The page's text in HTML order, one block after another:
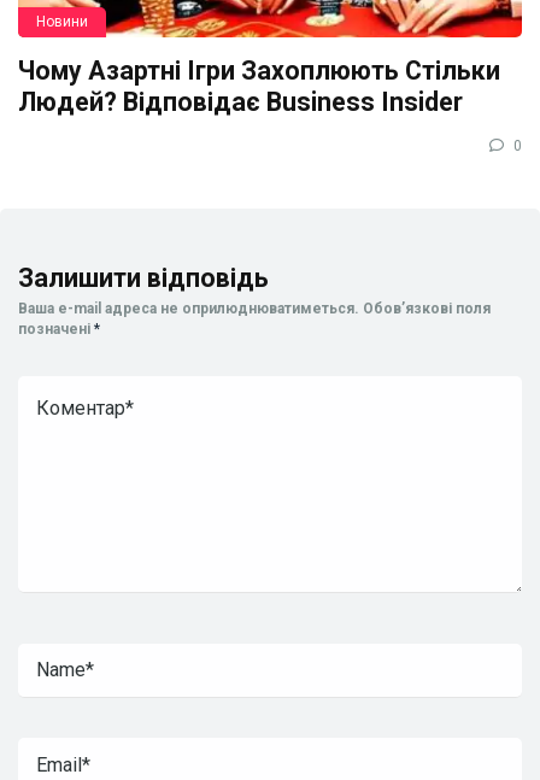
Новини
Чому Азартні Ігри Захоплюють Стільки
Людей? Відповідає Business Insider
0
Залишити відповідь
Ваша e-mail адреса не оприлюднюватиметься. Обов’язкові поля
позначені *